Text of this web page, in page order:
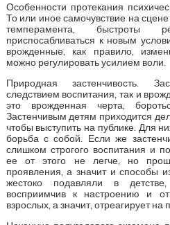
Особенности протекания
То или иное самочувствие на сцене
темперамента, быстроты
приспосабливаться к новым
врожденные, как правило,
можно регулировать усилием воли.
Природная застенчивость.
следствием воспитания, так и
это врожденная черта,
Застенчивым детям приходится
чтобы выступить на публике. Для
борьба с собой. Если же
слишком строгого воспитания и
ее от этого не легче, но
проявления, а значит и способы
жестоко подавляли в
восприимчив к настроению и
взрослых, а значит, отреагирует